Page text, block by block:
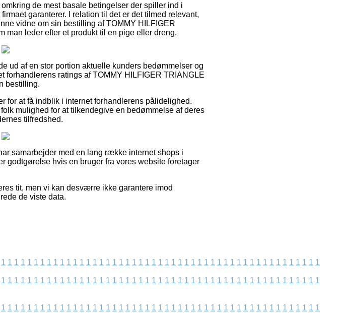
de mest basale betingelser der spiller ind i
garanterer. I relation til det er det tilmed relevant,
vidne om sin bestilling af TOMMY HILFIGER
man leder efter et produkt til en pige eller dreng.
ud af en stor portion aktuelle kunders bedømmelser og
forhandlerens ratings af TOMMY HILFIGER TRIANGLE
bestilling.
for at få indblik i internet forhandlerens pålidelighed.
mulighed for at tilkendegive en bedømmelse af deres
tilfredshed.
samarbejder med en lang række internet shops i
godtgørelse hvis en bruger fra vores website foretager
tit, men vi kan desværre ikke garantere imod
de viste data.
1 1 1 1 1 1 1 1 1 1 1 1 1 1 1 1 1 1 1 1 1 1 1 1 1 1 1 1 1 1 1 1 1 1 1 1 1 1 1 1 1 1 1 1 1 1 1 1 1
1 1 1 1 1 1 1 1 1 1 1 1 1 1 1 1 1 1 1 1 1 1 1 1 1 1 1 1 1 1 1 1 1 1 1 1 1 1 1 1 1 1 1 1 1 1 1 1 1
1 1 1 1 1 1 1 1 1 1 1 1 1 1 1 1 1 1 1 1 1 1 1 1 1 1 1 1 1 1 1 1 1 1 1 1 1 1 1 1 1 1 1 1 1 1 1 1 1